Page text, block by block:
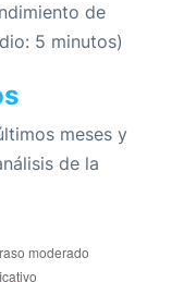
de
5 minutos)
meses y
de la